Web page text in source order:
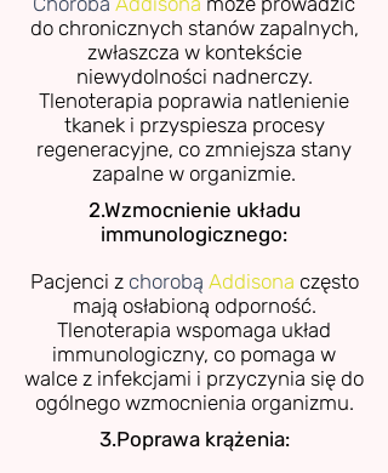
do chronicznych stanów zapalnych,
zwłaszcza w kontekście
niewydolności nadnerczy.
Tlenoterapia poprawia natlenienie
tkanek i przyspiesza procesy
regeneracyjne, co zmniejsza stany
zapalne w organizmie.
2.Wzmocnienie układu
immunologicznego:
Pacjenci z chorobą Addisona często
mają osłabioną odporność.
Tlenoterapia wspomaga układ
immunologiczny, co pomaga w
walce z infekcjami i przyczynia się do
ogólnego wzmocnienia organizmu.
3.Poprawa krążenia: